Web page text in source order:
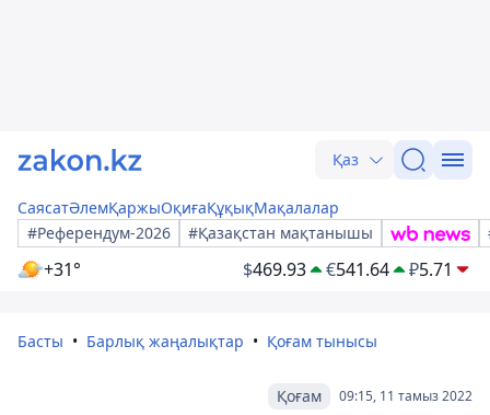
Қаз
СаясатӘлемҚаржыОқиғаҚұқықМақалалар
#Референдум-2026
#Қазақстан мақтанышы
+31° $469.93 €541.64 ₽5.71
Басты Барлық жаңалықтар Қоғам тынысы
09:15, 11 тамыз 2022
Қоғам